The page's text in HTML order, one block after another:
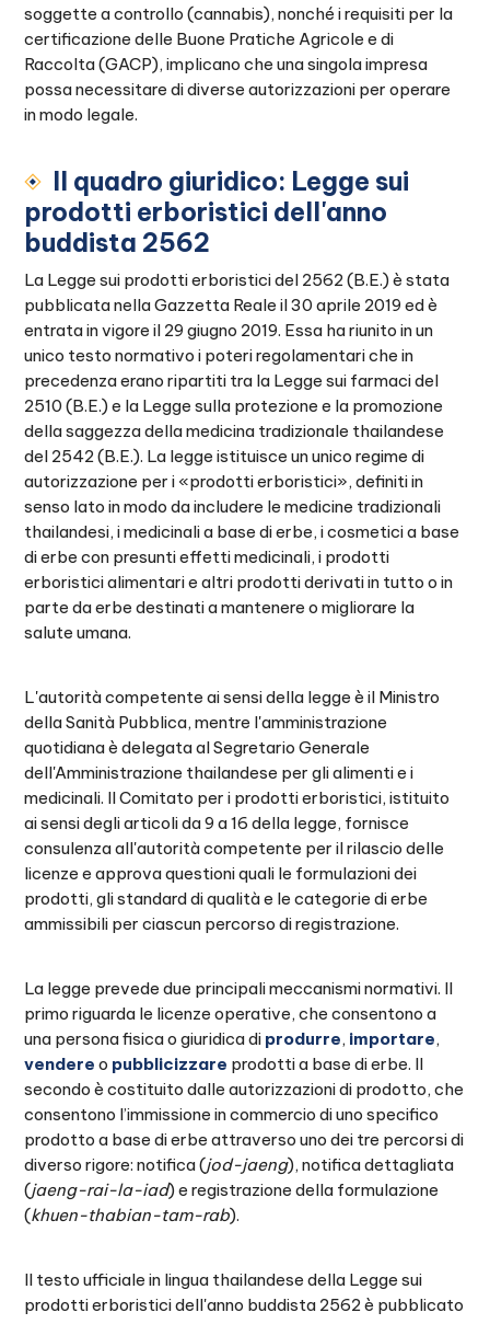
soggette a controllo (cannabis), nonché i requisiti per la
certificazione delle Buone Pratiche Agricole e di
Raccolta (GACP), implicano che una singola impresa
possa necessitare di diverse autorizzazioni per operare
in modo legale.
Il quadro giuridico: Legge sui
prodotti erboristici dell'anno
buddista 2562
La Legge sui prodotti erboristici del 2562 (B.E.) è stata
pubblicata nella Gazzetta Reale il 30 aprile 2019 ed è
entrata in vigore il 29 giugno 2019. Essa ha riunito in un
unico testo normativo i poteri regolamentari che in
precedenza erano ripartiti tra la Legge sui farmaci del
2510 (B.E.) e la Legge sulla protezione e la promozione
della saggezza della medicina tradizionale thailandese
del 2542 (B.E.). La legge istituisce un unico regime di
autorizzazione per i «prodotti erboristici», definiti in
senso lato in modo da includere le medicine tradizionali
thailandesi, i medicinali a base di erbe, i cosmetici a base
di erbe con presunti effetti medicinali, i prodotti
erboristici alimentari e altri prodotti derivati in tutto o in
parte da erbe destinati a mantenere o migliorare la
salute umana.
L'autorità competente ai sensi della legge è il Ministro
della Sanità Pubblica, mentre l'amministrazione
quotidiana è delegata al Segretario Generale
dell'Amministrazione thailandese per gli alimenti e i
medicinali. Il Comitato per i prodotti erboristici, istituito
ai sensi degli articoli da 9 a 16 della legge, fornisce
consulenza all'autorità competente per il rilascio delle
licenze e approva questioni quali le formulazioni dei
prodotti, gli standard di qualità e le categorie di erbe
ammissibili per ciascun percorso di registrazione.
La legge prevede due principali meccanismi normativi. Il
primo riguarda le licenze operative, che consentono a
una persona fisica o giuridica di produrre, importare,
vendere o pubblicizzare prodotti a base di erbe. Il
secondo è costituito dalle autorizzazioni di prodotto, che
consentono l’immissione in commercio di uno specifico
prodotto a base di erbe attraverso uno dei tre percorsi di
diverso rigore: notifica (jod-jaeng), notifica dettagliata
(jaeng-rai-la-iad) e registrazione della formulazione
(khuen-thabian-tam-rab).
Il testo ufficiale in lingua thailandese della Legge sui
prodotti erboristici dell'anno buddista 2562 è pubblicato